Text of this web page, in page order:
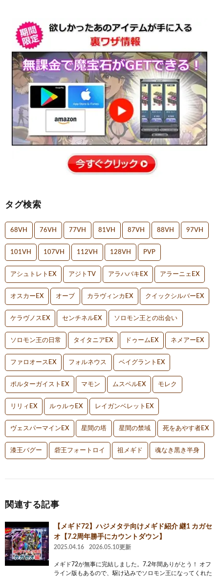
タグ検索
68VH 76VH 77VH 81VH 87VH 88VH 97VH
101VH 107VH 112VH 128VH PVP
アシュトレトEX アジトTV アラハバキEX アラーニェEX
オスカーEX オーブ カラヴィンカEX クイックシルバーEX
ケラヴノスEX センチネルEX ソロモン王との出会い
ソロモン王の日常 タイタニアEX ドゥームEX ネメアーEX
ファロオースEX フォルネウス ベイグラントEX
ポルターガイストEX マモン ムスペルEX モレク
リリィEX ルゥルゥEX レイガンベレットEX
ヴェスパーマインEX 星間の塔 星間の禁域 死をあやす者EX
漆王バグー 砦王フォートロイ 祖メギド 魂なき黒き半身
関連する記事
【メギド72】ハジメタテ向けメギド紹介 継1 カガセ
オ【7.2周年勝手にカウントダウン】
2025.04.16 2026.05.10更新
メギド72が無事に完結しました。7.2年間ありがとう！ オフ
ライン版もあるので、駆け込みでソロモン王になってくれた